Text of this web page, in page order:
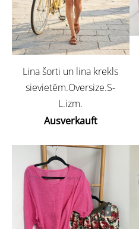
Lina šorti un lina krekls
sievietēm.Oversize.S-
L.izm.
Ausverkauft